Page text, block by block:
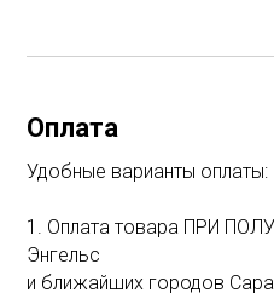
Оплата
Удобные варианты оплаты:
1. Оплата товара ПРИ
Энгельс
и ближайших городов